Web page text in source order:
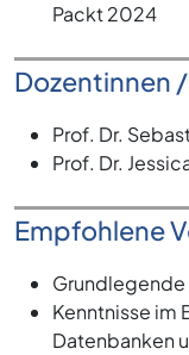
Packt 2024
Dozentinnen
Prof. Dr.
Prof. Dr.
Empfohlene
Kenntnisse im
Datenbanken